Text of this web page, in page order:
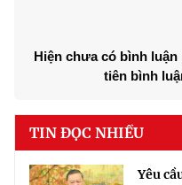
Hiện chưa có bình
tiên bình
TIN ĐỌC NHIỀU
Yêu